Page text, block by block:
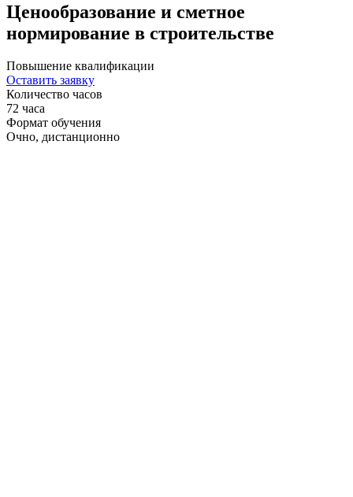
Ценообразование и сметное
нормирование в строительстве
Повышение квалификации
Оставить заявку
Количество часов
72 часа
Формат обучения
Очно, дистанционно